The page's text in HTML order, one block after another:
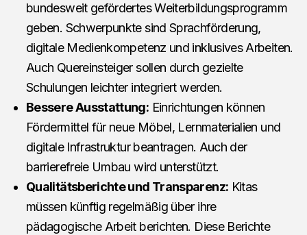
bundesweit gefördertes Weiterbildungsprogramm
geben. Schwerpunkte sind Sprachförderung,
digitale Medienkompetenz und inklusives Arbeiten.
Auch Quereinsteiger sollen durch gezielte
Schulungen leichter integriert werden.
Bessere Ausstattung: Einrichtungen können
Fördermittel für neue Möbel, Lernmaterialien und
digitale Infrastruktur beantragen. Auch der
barrierefreie Umbau wird unterstützt.
Qualitätsberichte und Transparenz: Kitas
müssen künftig regelmäßig über ihre
pädagogische Arbeit berichten. Diese Berichte